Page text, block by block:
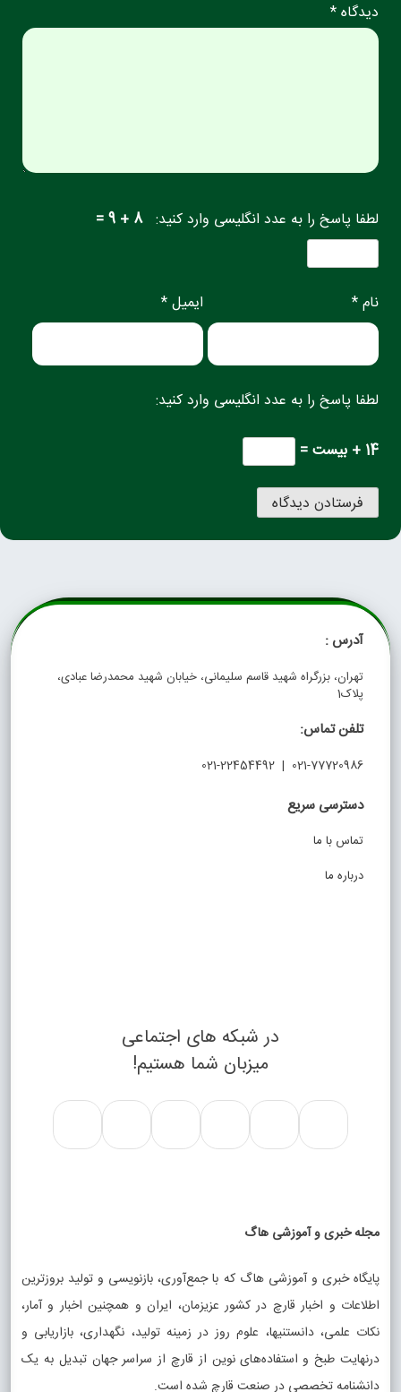
دیدگاه *
لطفا پاسخ را به عدد انگلیسی وارد کنید: 8 + 9 =
نام * ایمیل *
لطفا پاسخ را به عدد انگلیسی وارد کنید:
14 + بیست =
آدرس :
تهران، بزرگراه شهید قاسم سلیمانی، خیابان شهید محمدرضا عبادی،
پلاک1
تلفن تماس:
021-77720986 | 021-22454492
دسترسی سریع
تماس با ما
درباره ما
در شبکه های اجتماعی
میزبان شما هستیم!
مجله خبری و آموزشی هاگ
پایگاه خبری و آموزشی هاگ که با جمع‌آوری، بازنویسی و تولید بروزترین
اطلاعات و اخبار قارچ در کشور عزیزمان، ایران و همچنین اخبار و آمار،
نکات علمی، دانستنیها، علوم روز در زمینه تولید، نگهداری، بازاریابی و
درنهایت طبخ و استفاده‌های نوین از قارچ از سراسر جهان تبدیل به یک
دانشنامه تخصصی در صنعت قارچ شده است.